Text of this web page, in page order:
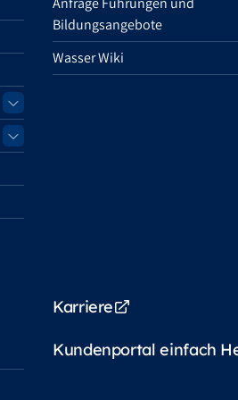
Bildungsangebote
Wasser Wiki
Karriere
Kundenportal einfach